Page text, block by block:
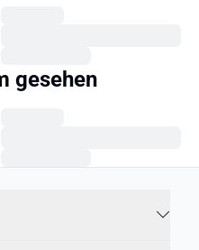
gesehen